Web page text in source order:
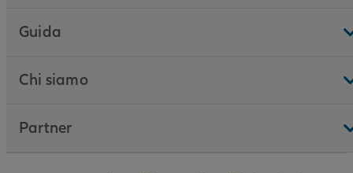
Guida
Chi siamo
Partner